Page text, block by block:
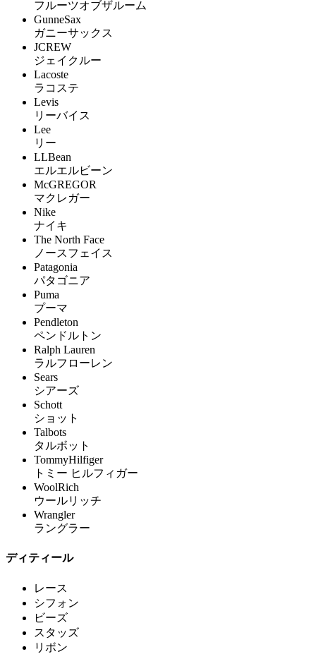
フルーツオブザルーム
GunneSax
ガニーサックス
JCREW
ジェイクルー
Lacoste
ラコステ
Levis
リーバイス
Lee
リー
LLBean
エルエルビーン
McGREGOR
マクレガー
Nike
ナイキ
The North Face
ノースフェイス
Patagonia
パタゴニア
Puma
プーマ
Pendleton
ペンドルトン
Ralph Lauren
ラルフローレン
Sears
シアーズ
Schott
ショット
Talbots
タルボット
TommyHilfiger
トミー ヒルフィガー
WoolRich
ウールリッチ
Wrangler
ラングラー
ディティール
レース
シフォン
ビーズ
スタッズ
リボン